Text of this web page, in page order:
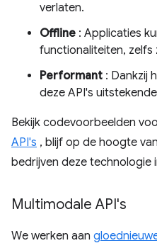
verlaten.
Offline : Applicaties
functionaliteiten,
Performant : Dankzij
deze API's
Bekijk codevoorbeelden
API's , blijf op de hoogte
bedrijven deze technologie
Multimodale API's
We werken aan